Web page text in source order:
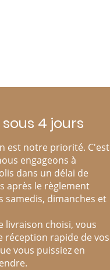
4 jours
est notre priorité. C'est
engageons à
dans un délai de
après le règlement
samedis, dimanches et
livraison choisi, vous
réception rapide de vos
vous puissiez en